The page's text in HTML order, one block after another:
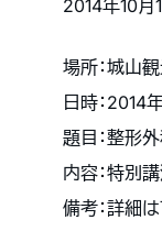
2014年10月
場所：城山
日時：2014
題目：整形
内容：特別
備考：詳細